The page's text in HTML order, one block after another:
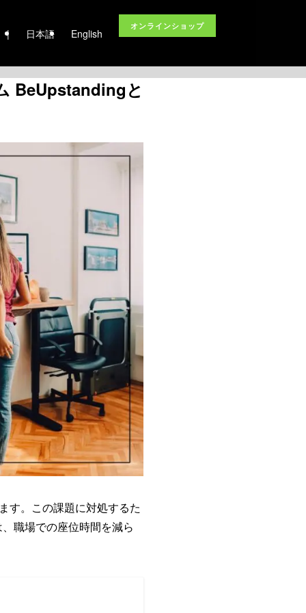
| 日本語 English
オンラインショップ
BeUpstandingと
す。この課題に対処するた
職場での座位時間を減ら